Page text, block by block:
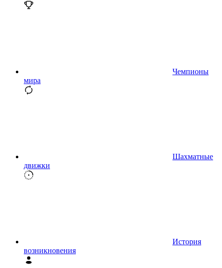
Чемпионы
мира
Шахматные
движки
История
возникновения